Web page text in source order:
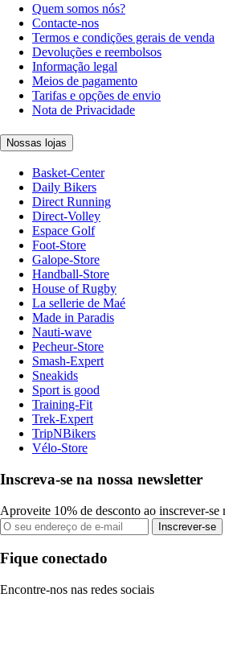
Quem somos nós?
Contacte-nos
Termos e condições gerais de venda
Devoluções e reembolsos
Informação legal
Meios de pagamento
Tarifas e opções de envio
Nota de Privacidade
Nossas lojas
Basket-Center
Daily Bikers
Direct Running
Direct-Volley
Espace Golf
Foot-Store
Galope-Store
Handball-Store
House of Rugby
La sellerie de Maé
Made in Paradis
Nauti-wave
Pecheur-Store
Smash-Expert
Sneakids
Sport is good
Training-Fit
Trek-Expert
TripNBikers
Vélo-Store
Inscreva-se na nossa newsletter
Aproveite 10% de desconto ao inscrever-se
Inscrever-se
Fique conectado
Encontre-nos nas redes sociais